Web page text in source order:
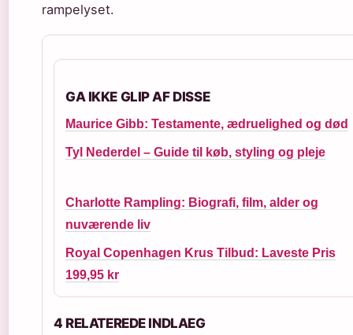
rampelyset.
GA IKKE GLIP AF DISSE
Maurice Gibb: Testamente, ædruelighed og død
Tyl Nederdel – Guide til køb, styling og pleje
Charlotte Rampling: Biografi, film, alder og
nuværende liv
Royal Copenhagen Krus Tilbud: Laveste Pris
199,95 kr
4 RELATEREDE INDLAEG